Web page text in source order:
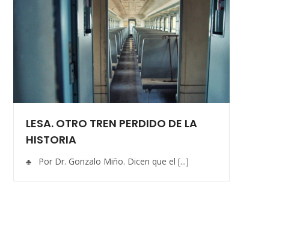
LESA. OTRO TREN PERDIDO DE LA
HISTORIA
♣ Por Dr. Gonzalo Miño. Dicen que el [...]